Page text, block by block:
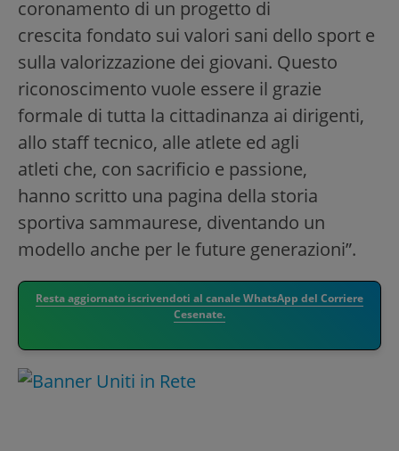
coronamento di un progetto di
crescita fondato sui valori sani dello sport e
sulla valorizzazione dei giovani. Questo
riconoscimento vuole essere il grazie
formale di tutta la cittadinanza ai dirigenti,
allo staff tecnico, alle atlete ed agli
atleti che, con sacrificio e passione,
hanno scritto una pagina della storia
sportiva sammaurese, diventando un
modello anche per le future generazioni”.
Resta aggiornato iscrivendoti al canale WhatsApp del Corriere
Cesenate.